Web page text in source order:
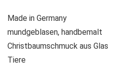
Made in Germany
mundgeblasen, handbemalt
Christbaumschmuck aus Glas
Tiere